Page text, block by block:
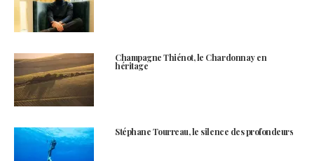
Champagne Thiénot, le Chardonnay en
héritage
Stéphane Tourreau, le silence des profondeurs